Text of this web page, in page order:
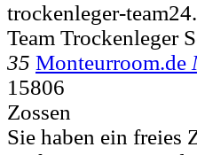
trockenleger-
Team Trockenleger
35 Monteurroom.de
15806
Zossen
Sie haben ein freies